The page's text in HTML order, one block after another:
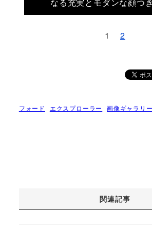
1 2
フォード エクスプローラー 画像ギャラリー
関連記事